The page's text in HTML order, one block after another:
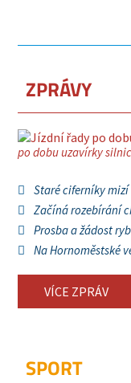
ZPRÁVY
po dobu uzavírky
Staré ciferníky mizí
Začíná rozebírání
Prosba a žádost
Na Hornoměstské
VÍCE ZPRÁV
SPORT